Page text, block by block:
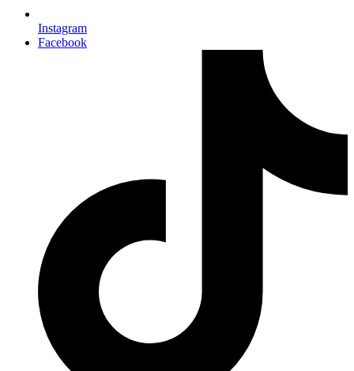
Instagram
Facebook